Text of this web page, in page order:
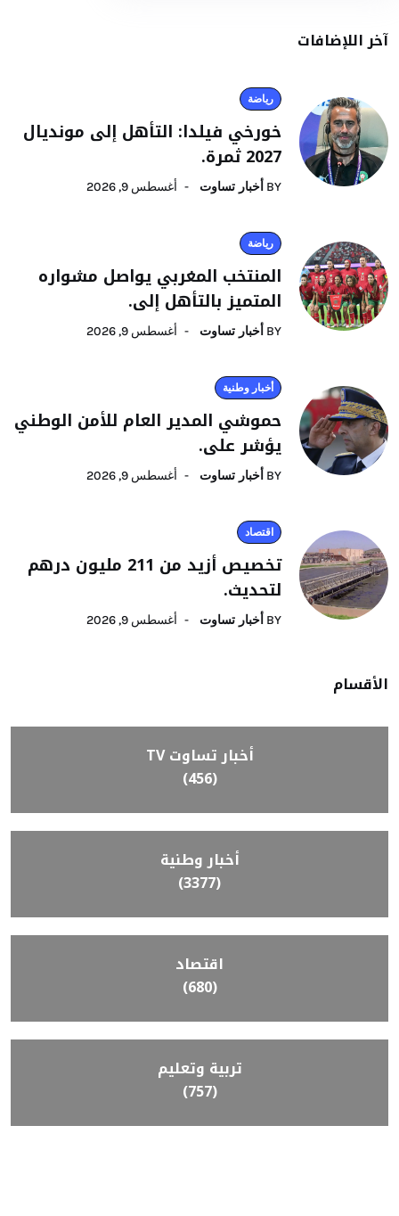
آخر اللإضافات
رياضة
خورخي فيلدا: التأهل إلى مونديال
2027 ثمرة.
BY أخبار تساوت أغسطس 9, 2026
رياضة
المنتخب المغربي يواصل مشواره
المتميز بالتأهل إلى.
BY أخبار تساوت أغسطس 9, 2026
أخبار وطنية
حموشي المدير العام للأمن الوطني
يؤشر على.
BY أخبار تساوت أغسطس 9, 2026
اقتصاد
تخصيص أزيد من 211 مليون درهم
لتحديث.
BY أخبار تساوت أغسطس 9, 2026
الأقسام
أخبار تساوت TV
(456)
أخبار وطنية
(3377)
اقتصاد
(680)
تربية وتعليم
(757)